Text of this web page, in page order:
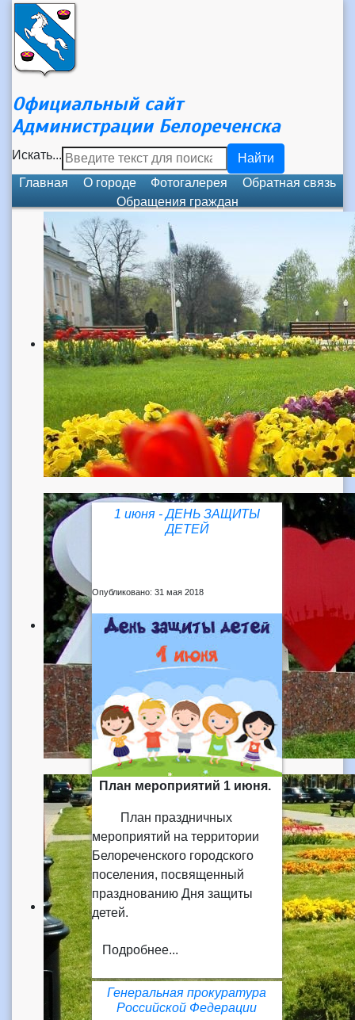
Официальный сайт
Администрации Белореченска
Искать...
Найти
Главная
О городе Фотогалерея
Обратная связь
Обращения граждан
1 июня - ДЕНЬ ЗАЩИТЫ
ДЕТЕЙ
Опубликовано: 31 мая 2018
План мероприятий 1 июня.
План праздничных
мероприятий на территории
Белореченского городского
поселения, посвященный
празднованию Дня защиты
детей.
Подробнее...
Генеральная прокуратура
Российской Федерации